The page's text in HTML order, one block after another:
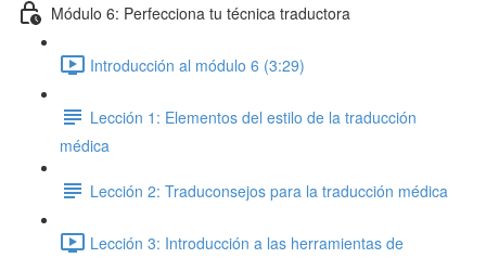
Módulo 6: Perfecciona tu técnica traductora
Introducción al módulo 6 (3:29)
Lección 1: Elementos del estilo de la traducción
médica
Lección 2: Traduconsejos para la traducción médica
Lección 3: Introducción a las herramientas de